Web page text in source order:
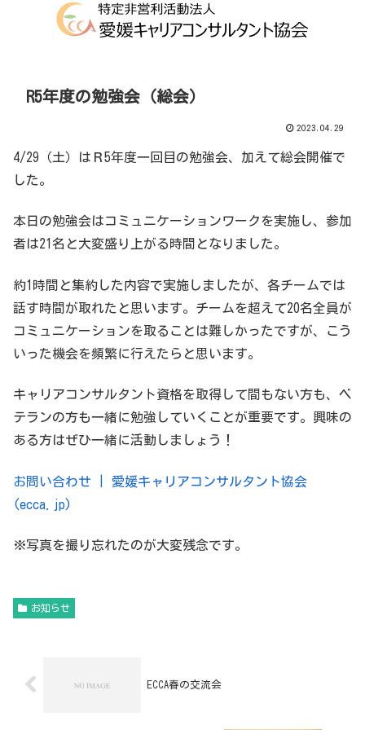
R5年度の勉強会（総会）
2023.04.29
4/29（土）はＲ5年度一回目の勉強会、加えて総会開催で
した。
本日の勉強会はコミュニケーションワークを実施し、参加
者は21名と大変盛り上がる時間となりました。
約1時間と集約した内容で実施しましたが、各チームでは
話す時間が取れたと思います。チームを超えて20名全員が
コミュニケーションを取ることは難しかったですが、こう
いった機会を頻繁に行えたらと思います。
キャリアコンサルタント資格を取得して間もない方も、ベ
テランの方も一緒に勉強していくことが重要です。興味の
ある方はぜひ一緒に活動しましょう！
お問い合わせ | 愛媛キャリアコンサルタント協会
(ecca.jp)
※写真を撮り忘れたのが大変残念です。
お知らせ
ECCA春の交流会